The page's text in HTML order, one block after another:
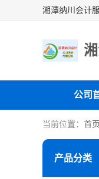
公司
当前位置： 首页
产品分类